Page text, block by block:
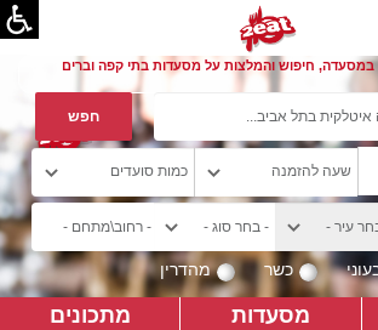
חיפוש והמלצות על מסעדות בתי קפה וברים
כשר מהדרין
מסעדות מתכונים